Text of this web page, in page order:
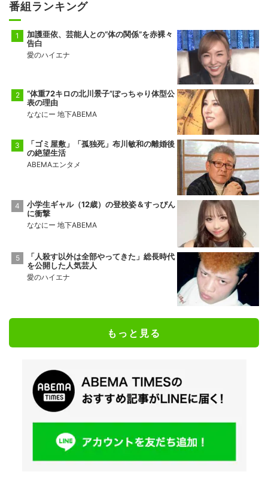
番組ランキング
加護亜依、芸能人との“体の関係”を赤裸々
告白
愛のハイエナ
“体重72キロの北川景子”ぽっちゃり体型公
表の理由
ななにー 地下ABEMA
「ゴミ屋敷」「孤独死」布川敏和の離婚後
の絶望生活
ABEMAエンタメ
小学生ギャル（12歳）の登校姿＆すっぴん
に衝撃
ななにー 地下ABEMA
「人殺す以外は全部やってきた」総長時代
を公開した人気芸人
愛のハイエナ
もっと見る